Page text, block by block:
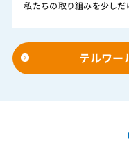
私たちの取り組みを少しだ
テルワー